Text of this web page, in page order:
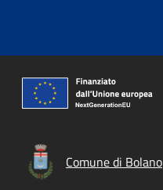
Comune di Bolano